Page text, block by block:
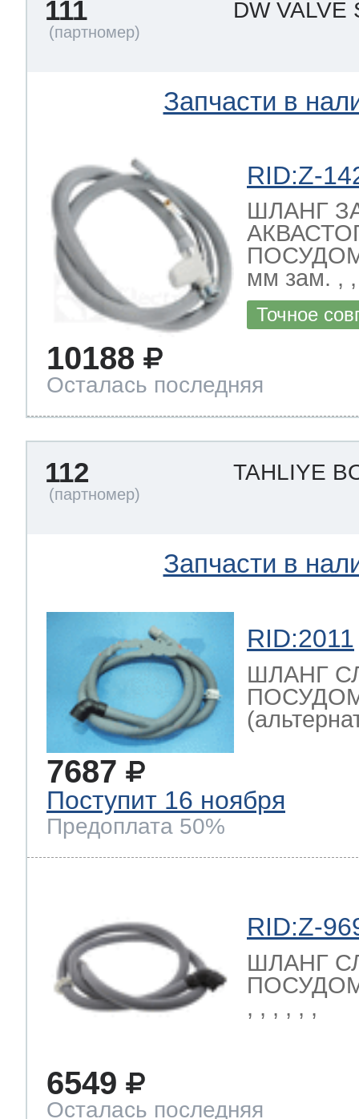
111 DW
Запчасти в
RID:Z-
ШЛАНГ
мм зам. ,
Точное
10188
Осталась последняя
112 TAHLIYE
Запчасти в
RID:2011
ШЛАНГ
7687
Поступит 16 ноября
Предоплата 50%
RID:Z-
ШЛАНГ
, , , , , ,
6549
Осталась последняя